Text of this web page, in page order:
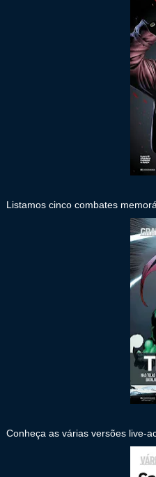
Listamos cinco combates
Conheça as várias versões live-